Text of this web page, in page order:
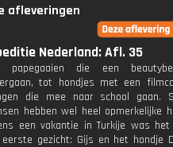
afleveringen
Nederland: Afl. 35
papegaaien die een
tot hondjes met een
die mee naar school gaan.
hebben wel heel opmerkelijke
een vakantie in Turkije was
gezicht: Gijs en het hondje